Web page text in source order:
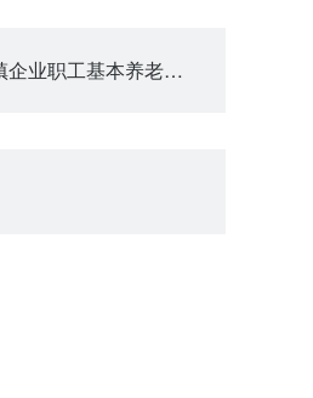
个人基本信息变更（城镇企业职工基本养老保险）